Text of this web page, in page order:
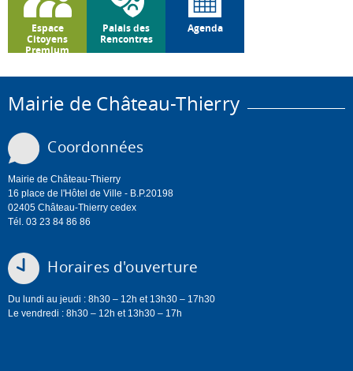
Espace
Citoyens
Premium
Palais des
Rencontres
Agenda
Mairie de Château-Thierry
Coordonnées
Mairie de Château-Thierry
16 place de l'Hôtel de Ville - B.P.20198
02405 Château-Thierry cedex
Tél. 03 23 84 86 86
Horaires d'ouverture
Du lundi au jeudi : 8h30 – 12h et 13h30 – 17h30
Le vendredi : 8h30 – 12h et 13h30 – 17h